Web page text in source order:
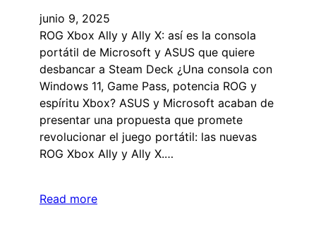
junio 9, 2025
ROG Xbox Ally y Ally X: así es la consola
portátil de Microsoft y ASUS que quiere
desbancar a Steam Deck ¿Una consola con
Windows 11, Game Pass, potencia ROG y
espíritu Xbox? ASUS y Microsoft acaban de
presentar una propuesta que promete
revolucionar el juego portátil: las nuevas
ROG Xbox Ally y Ally X.…
Read more